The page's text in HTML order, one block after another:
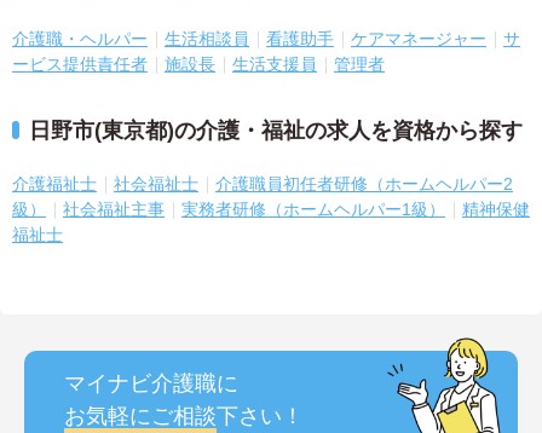
介護職・ヘルパー 生活相談員 看護助手 ケアマネージャー
サ
ービス提供責任者
施設長 生活支援員 管理者
日野市(東京都)の介護・福祉の求人を資格から探す
介護福祉士 社会福祉士
介護職員初任者研修（ホームヘルパー2
級）
社会福祉主事 実務者研修（ホームヘルパー1級）
精神保健
福祉士
マイナビ介護職に
お気軽にご相談下さい！